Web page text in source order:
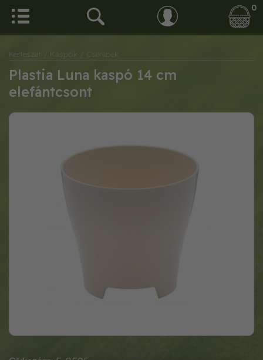
0
Kertészet / Kaspók / Cserepek
Plastia Luna kaspó 14 cm
elefántcsont